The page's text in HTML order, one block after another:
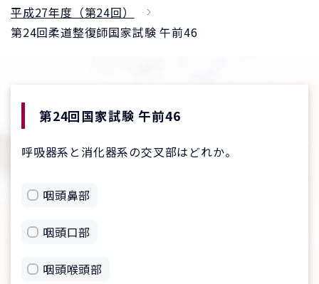
平成27年度（第24回）
第24回柔道整復師国家試験 午前46
第24回国家試験 午前46
呼吸器系と消化器系の交叉部はどれか。
咽頭鼻部
咽頭口部
咽頭喉頭部